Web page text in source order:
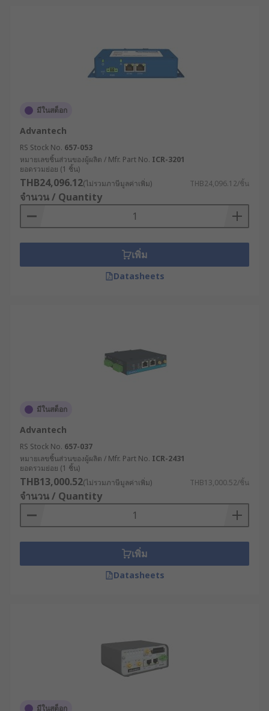
เช่น VPN, Firewall, การเข้ารหัสข้อมูล หรือ
ระบบตรวจจับและป้องกันการบุกรุก
ระบบของคุณใช้โปรโตคอลเฉพาะทาง
UA ควรเลือกโมเด็ม WiFi ที่รองรับหรือสามารถ
ปรับแต่งให้ทำงานร่วมกันได้
คำนึงถึงความง่ายในการบริหารจัดการ :
พิจารณาว่าเราเตอร์มีระบบบริหารจัดการที่ใช้
งานง่ายหรือไม่ สามารถจัดการผ่านเว็บอินเท
อร์เฟซหรือซอฟต์แวร์จัดการแบบรวมศูนย์ได้หรือ
ไม่
ประเมินความคุ้มค่าในระยะยาว : นอกจากราคา
ซื้อแล้ว ควรพิจารณาต้นทุนการใช้งานตลอดอายุ
การใช้งาน (TCO) ซึ่งรวมถึงค่าบำรุงรักษา, การ
ยนต์ชั้นนำใช้เราเตอร์ 4G พร้อมระบบ VPN เพื่อ
อุตสาหกรรมเข้ากับระบบ MES (Manufacturing
Execution System) ทำให้สามารถติดตามและ
ควบคุมกระบวนการผลิตได้แบบเรียลไทม์ แม้ใน
จุดที่การเดินสายเคเบิลทำได้ยาก
พลังงานและสาธารณูปโภค : บริษัทผลิตไฟฟ้าใช้
เราเตอร์ความเร็วสูงที่มีระบบ Dual SIM เพื่อ
เชื่อมต่อกับกังหันลมที่ตั้งอยู่ในพื้นที่ห่างไกล ช่วย
ให้วิศวกรสามารถตรวจสอบประสิทธิภาพการ
ทำงานและทำการบำรุงรักษาเชิงป้องกันได้โดย
ไม่ต้องเดินทางไปยังสถานที่จริง
เกษตรกรรมสมัยใหม่ : ฟาร์มอัจฉริยะใช้เราเตอร์
กระจายสัญญาณ WiFi เพื่อเชื่อมต่อกับเซ็นเซอร์ที่
มีในสต็อก
Advantech
RS Stock No. 657-053
หมายเลขชิ้นส่วนของผู้ผลิต / Mfr. Part No. ICR-3201
ยอดรวมย่อย (1 ชิ้น)
THB24,096.12(ไม่รวมภาษีมูลค่าเพิ่ม) THB24,096.12/ชิ้น
จำนวน / Quantity
เพิ่ม
Datasheets
มีในสต็อก
Advantech
RS Stock No. 657-037
หมายเลขชิ้นส่วนของผู้ผลิต / Mfr. Part No. ICR-2431
ยอดรวมย่อย (1 ชิ้น)
THB13,000.52(ไม่รวมภาษีมูลค่าเพิ่ม) THB13,000.52/ชิ้น
จำนวน / Quantity
เพิ่ม
Datasheets
มีในสต็อก